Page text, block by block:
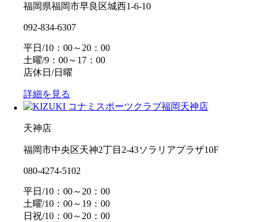
福岡県福岡市早良区城西1-6-10
092-834-6307
平日/10：00～20：00
土曜/9：00～17：00
店休日/日曜
詳細を見る
天神店
福岡市中央区天神2丁目2-43ソラリアプラザ10F
080-4274-5102
平日/10：00～20：00
土曜/10：00～19：00
日祝/10：00～20：00